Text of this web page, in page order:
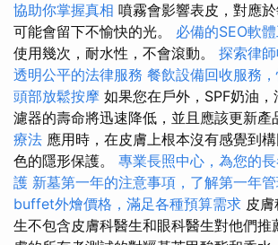
協助你掌握真相 噴霧會影響表皮，對應
可能會留下不愉快的光。 必備的SEO軟
使用幾次，耐水性，不會滾動。 探索律
透明公平的法律服務 餐飲設備回收服務
頭部放鬆按摩 如果您在戶外，SPF奶油
濾器的壽命將迅速降低，並且應該更新產
療法 應用時，在皮膚上根本沒有感覺到
色的隱形保護。 專業長照中心，為您的
護 新墓第一年的注意事項，了解第一年
buffet外燴價格，滿足各種預算需求 皮
生不包含皮膚科醫生和眼科醫生對他們推